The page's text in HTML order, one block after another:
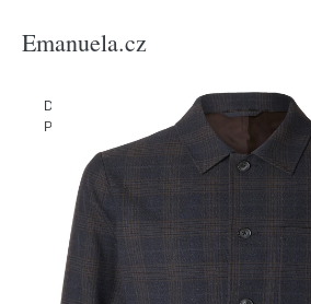
Emanuela.cz
Domů /Oblečení /
Přechodná bunda 'Robert' Selected